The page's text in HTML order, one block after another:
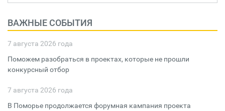
ВАЖНЫЕ СОБЫТИЯ
7 августа 2026 года
Поможем разобраться в проектах, которые не прошли
конкурсный отбор
7 августа 2026 года
В Поморье продолжается форумная кампания проекта